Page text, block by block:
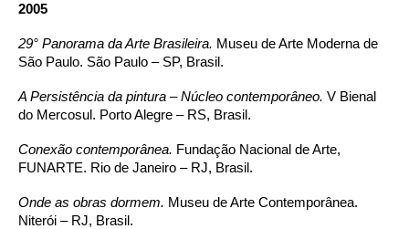
2005
29° Panorama da Arte Brasileira. Museu de Arte Moderna de
São Paulo. São Paulo – SP, Brasil.
A Persistência da pintura – Núcleo contemporâneo. V Bienal
do Mercosul. Porto Alegre – RS, Brasil.
Conexão contemporânea. Fundação Nacional de Arte,
FUNARTE. Rio de Janeiro – RJ, Brasil.
Onde as obras dormem. Museu de Arte Contemporânea.
Niterói – RJ, Brasil.